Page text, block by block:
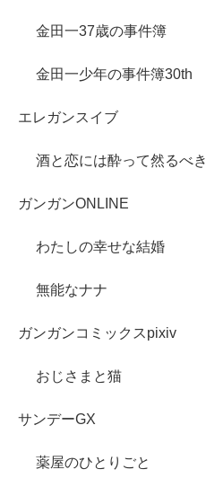
金田一37歳の事件簿
金田一少年の事件簿30th
エレガンスイブ
酒と恋には酔って然るべき
ガンガンONLINE
わたしの幸せな結婚
無能なナナ
ガンガンコミックスpixiv
おじさまと猫
サンデーGX
薬屋のひとりごと